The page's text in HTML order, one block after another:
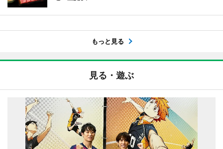
もっと見る
見る・遊ぶ